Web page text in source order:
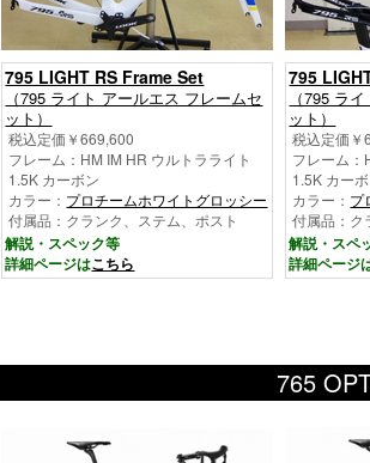
795 LIGHT RS Frame Set
（795 ライト アールエス フレームセ
ット）
税込定価￥669,600
フレーム：HM IM HR ウルトラライト
1.5K カーボン
カラー： プロチームホワイトグロッシー
付属品：クランク、ステム、ポスト
解説・スペック等
詳細ページはこちら
795
（795 ラ
ット）
税込定価￥
フレーム：
1.5K カー
カラー： プ
付属品：ク
解説・スペ
詳細ページ
765